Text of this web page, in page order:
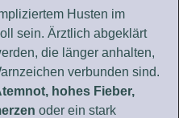
Husten im
sein. Ärztlich abgeklärt
die länger anhalten,
verbunden sind.
hohes Fieber,
oder ein stark